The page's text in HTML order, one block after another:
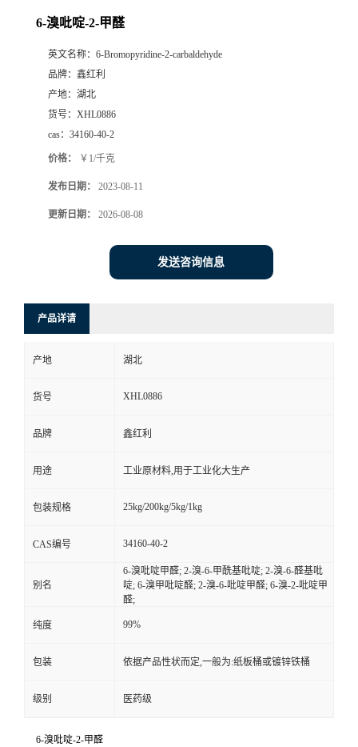
6-溴吡啶-2-甲醛
英文名称： 6-Bromopyridine-2-carbaldehyde
品牌： 鑫红利
产地： 湖北
货号： XHL0886
cas： 34160-40-2
价格： ￥1/千克
发布日期： 2023-08-11
更新日期： 2026-08-08
发送咨询信息
产品详请
产地 湖北
货号 XHL0886
品牌 鑫红利
用途 工业原材料,用于工业化大生产
包装规格 25kg/200kg/5kg/1kg
CAS编号 34160-40-2
别名
6-溴吡啶甲醛; 2-溴-6-甲酰基吡啶; 2-溴-6-醛基吡
啶; 6-溴甲吡啶醛; 2-溴-6-吡啶甲醛; 6-溴-2-吡啶甲
醛;
纯度 99%
包装 依据产品性状而定,一般为:纸板桶或镀锌铁桶
级别 医药级
6-溴吡啶-2-甲醛